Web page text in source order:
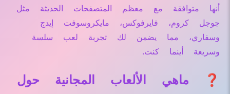
أنها متوافقة مع معظم المتصفحات الحديثة مثل
جوجل كروم، فايرفوكس، مايكروسوفت إيدج
وسفاري، مما يضمن لك تجربة لعب سلسة
وسريعة أينما كنت.
❓ ماهي الألعاب المجانية حول